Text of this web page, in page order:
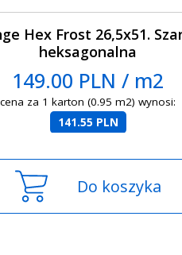
Hex Frost 26,5x51.
heksagonalna
149.00 PLN / m2
cena za 1 karton (0.95 m2) wynosi:
141.55 PLN
Do koszyka